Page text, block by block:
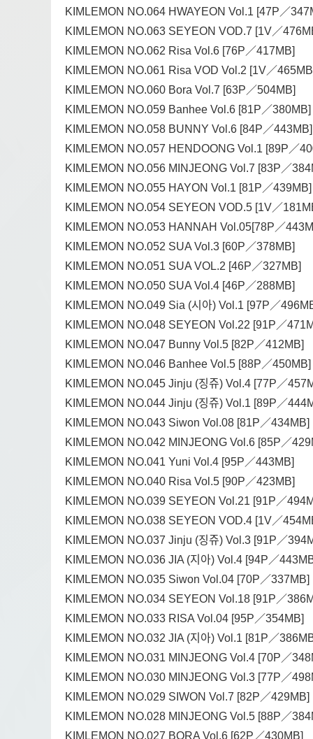
KIMLEMON NO.064 HWAYEON Vol.1 [47P／
KIMLEMON NO.063 SEYEON VOD.7 [1V／
KIMLEMON NO.062 Risa Vol.6 [76P／417MB]
KIMLEMON NO.061 Risa VOD Vol.2 [1V／
KIMLEMON NO.060 Bora Vol.7 [63P／504MB]
KIMLEMON NO.059 Banhee Vol.6 [81P／380MB]
KIMLEMON NO.058 BUNNY Vol.6 [84P／443MB]
KIMLEMON NO.057 HENDOONG Vol.1 [89P／
KIMLEMON NO.056 MINJEONG Vol.7 [83P／
KIMLEMON NO.055 HAYON Vol.1 [81P／439MB]
KIMLEMON NO.054 SEYEON VOD.5 [1V／
KIMLEMON NO.053 HANNAH Vol.05[78P／
KIMLEMON NO.052 SUA Vol.3 [60P／378MB]
KIMLEMON NO.051 SUA VOL.2 [46P／327MB]
KIMLEMON NO.050 SUA Vol.4 [46P／288MB]
KIMLEMON NO.049 Sia (시아) Vol.1 [97P／
KIMLEMON NO.048 SEYEON Vol.22 [91P／
KIMLEMON NO.047 Bunny Vol.5 [82P／412MB]
KIMLEMON NO.046 Banhee Vol.5 [88P／450MB]
KIMLEMON NO.045 Jinju (징쥬) Vol.4 [77P／
KIMLEMON NO.044 Jinju (징쥬) Vol.1 [89P／
KIMLEMON NO.043 Siwon Vol.08 [81P／434MB]
KIMLEMON NO.042 MINJEONG Vol.6 [85P／
KIMLEMON NO.041 Yuni Vol.4 [95P／443MB]
KIMLEMON NO.040 Risa Vol.5 [90P／423MB]
KIMLEMON NO.039 SEYEON Vol.21 [91P／
KIMLEMON NO.038 SEYEON VOD.4 [1V／
KIMLEMON NO.037 Jinju (징쥬) Vol.3 [91P／
KIMLEMON NO.036 JIA (지아) Vol.4 [94P／
KIMLEMON NO.035 Siwon Vol.04 [70P／337MB]
KIMLEMON NO.034 SEYEON Vol.18 [91P／
KIMLEMON NO.033 RISA Vol.04 [95P／354MB]
KIMLEMON NO.032 JIA (지아) Vol.1 [81P／
KIMLEMON NO.031 MINJEONG Vol.4 [70P／
KIMLEMON NO.030 MINJEONG Vol.3 [77P／
KIMLEMON NO.029 SIWON Vol.7 [82P／429MB]
KIMLEMON NO.028 MINJEONG Vol.5 [88P／
KIMLEMON NO.027 BORA Vol.6 [62P／430MB]